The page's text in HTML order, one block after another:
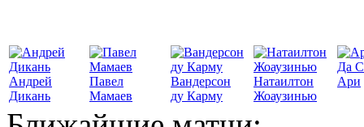
Андрей
Дикань
Павел
Мамаев
Вандерсон
ду Карму
Натаилтон
Жоаузинью
Да
Ари